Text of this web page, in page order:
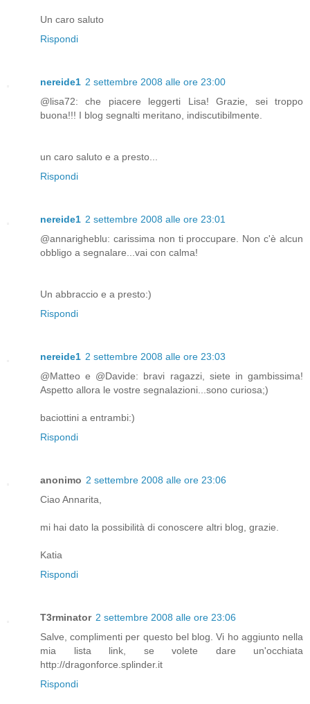
Un caro saluto
Rispondi
nereide1 2 settembre 2008 alle ore 23:00
@lisa72: che piacere leggerti Lisa! Grazie, sei troppo
buona!!! I blog segnalti meritano, indiscutibilmente.
un caro saluto e a presto...
Rispondi
nereide1 2 settembre 2008 alle ore 23:01
@annarigheblu: carissima non ti proccupare. Non c'è alcun
obbligo a segnalare...vai con calma!
Un abbraccio e a presto:)
Rispondi
nereide1 2 settembre 2008 alle ore 23:03
@Matteo e @Davide: bravi ragazzi, siete in gambissima!
Aspetto allora le vostre segnalazioni...sono curiosa;)
baciottini a entrambi:)
Rispondi
anonimo 2 settembre 2008 alle ore 23:06
Ciao Annarita,
mi hai dato la possibilità di conoscere altri blog, grazie.
Katia
Rispondi
T3rminator 2 settembre 2008 alle ore 23:06
Salve, complimenti per questo bel blog. Vi ho aggiunto nella
mia lista link, se volete dare un'occhiata
http://dragonforce.splinder.it
Rispondi